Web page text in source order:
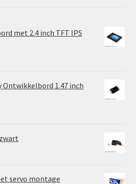
met 2.4 inch TFT IPS
Ontwikkelbord 1.47 inch
servo montage